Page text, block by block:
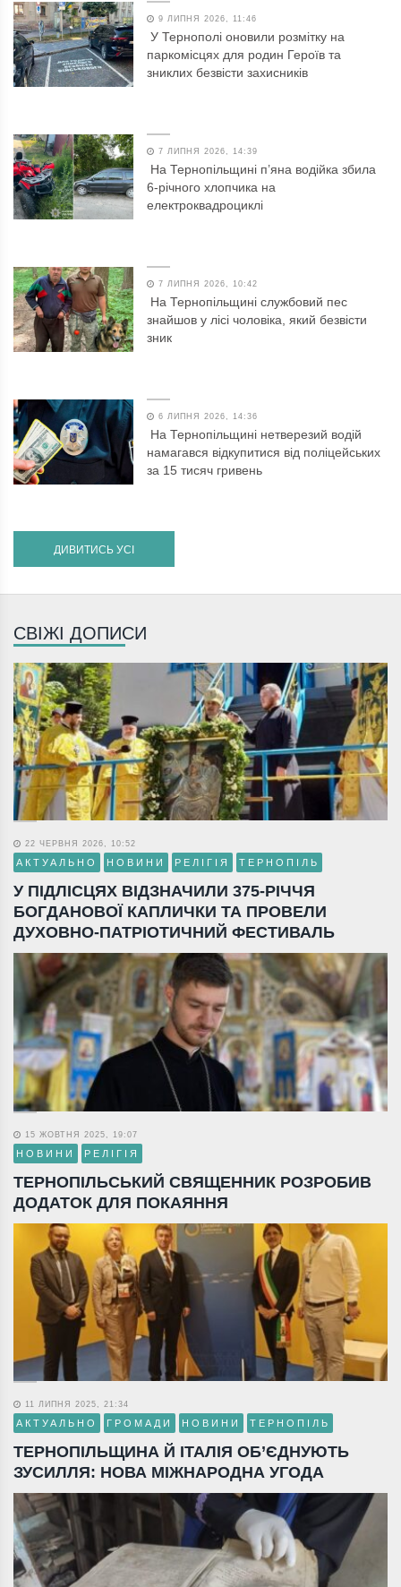
9 ЛИПНЯ 2026, 11:46
У Тернополі оновили розмітку на
паркомісцях для родин Героїв та
зниклих безвісти захисників
7 ЛИПНЯ 2026, 14:39
На Тернопільщині п’яна водійка збила
6-річного хлопчика на
електроквадроциклі
7 ЛИПНЯ 2026, 10:42
На Тернопільщині службовий пес
знайшов у лісі чоловіка, який безвісти
зник
6 ЛИПНЯ 2026, 14:36
На Тернопільщині нетверезий водій
намагався відкупитися від поліцейських
за 15 тисяч гривень
ДИВИТИСЬ УСІ
СВІЖІ ДОПИСИ
22 ЧЕРВНЯ 2026, 10:52
АКТУАЛЬНО НОВИНИ РЕЛІГІЯ ТЕРНОПІЛЬ
У ПІДЛІСЦЯХ ВІДЗНАЧИЛИ 375-РІЧЧЯ
БОГДАНОВОЇ КАПЛИЧКИ ТА ПРОВЕЛИ
ДУХОВНО-ПАТРІОТИЧНИЙ ФЕСТИВАЛЬ
15 ЖОВТНЯ 2025, 19:07
НОВИНИ РЕЛІГІЯ
ТЕРНОПІЛЬСЬКИЙ СВЯЩЕННИК РОЗРОБИВ
ДОДАТОК ДЛЯ ПОКАЯННЯ
11 ЛИПНЯ 2025, 21:34
АКТУАЛЬНО ГРОМАДИ НОВИНИ ТЕРНОПІЛЬ
ТЕРНОПІЛЬЩИНА Й ІТАЛІЯ ОБ’ЄДНУЮТЬ
ЗУСИЛЛЯ: НОВА МІЖНАРОДНА УГОДА